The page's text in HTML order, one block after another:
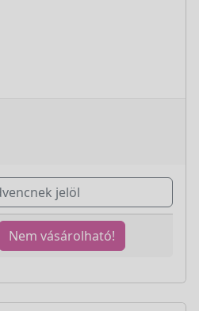
jelöl
Nem vásárolható!